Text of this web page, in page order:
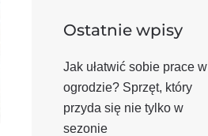
Ostatnie wpisy
Jak ułatwić sobie prace w
ogrodzie? Sprzęt, który
przyda się nie tylko w
sezonie